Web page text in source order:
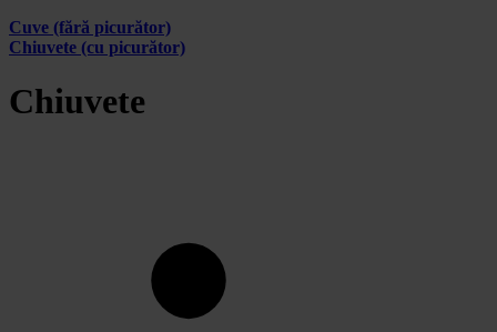
Cuve (fără picurător)
Chiuvete (cu picurător)
Chiuvete